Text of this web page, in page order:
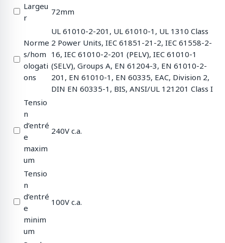
Largeu
r
72mm
Norme
s/hom
ologati
ons
UL 61010-2-201, UL 61010-1, UL 1310 Class
2 Power Units, IEC 61851-21-2, IEC 61558-2-
16, IEC 61010-2-201 (PELV), IEC 61010-1
(SELV), Groups A, EN 61204-3, EN 61010-2-
201, EN 61010-1, EN 60335, EAC, Division 2,
DIN EN 60335-1, BIS, ANSI/UL 121201 Class I
Tensio
n
d’entré
e
maxim
um
240V c.a.
Tensio
n
d’entré
e
minim
um
100V c.a.